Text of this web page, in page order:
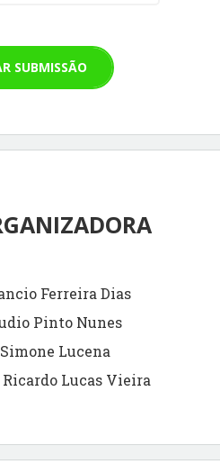
SUBMISSÃO
Ferreira Dias
Pinto Nunes
Simone Lucena
Lucas Vieira